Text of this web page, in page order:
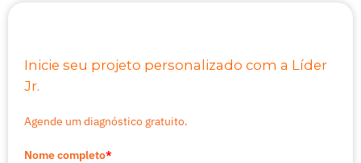
Inicie seu projeto personalizado com a Líder
Jr.
Agende um diagnóstico gratuito.
Nome completo*